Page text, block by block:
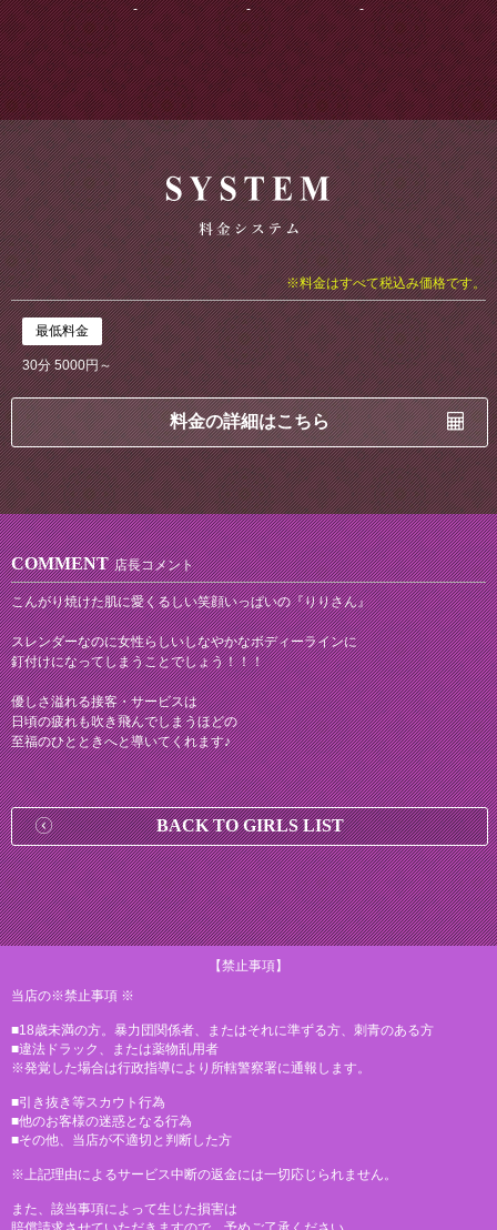
- - -
※料金はすべて税込み価格です。
最低料金
30分 5000円～
料金の詳細はこちら
COMMENT 店長コメント
こんがり焼けた肌に愛くるしい笑顔いっぱいの『りりさん』
スレンダーなのに女性らしいしなやかなボディーラインに
釘付けになってしまうことでしょう！！！
優しさ溢れる接客・サービスは
日頃の疲れも吹き飛んでしまうほどの
至福のひとときへと導いてくれます♪
BACK TO GIRLS LIST
【禁止事項】
当店の※禁止事項 ※
■18歳未満の方。暴力団関係者、またはそれに準ずる方、刺青のある方
■違法ドラック、または薬物乱用者
※発覚した場合は行政指導により所轄警察署に通報します。
■引き抜き等スカウト行為
■他のお客様の迷惑となる行為
■その他、当店が不適切と判断した方
※上記理由によるサービス中断の返金には一切応じられません。
また、該当事項によって生じた損害は